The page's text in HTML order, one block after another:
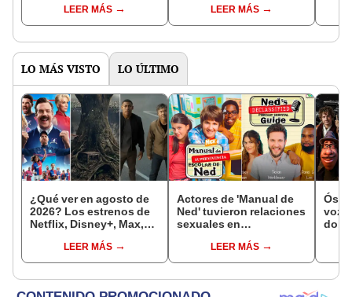
LEER MÁS LEER MÁS
LO MÁS VISTO LO ÚLTIMO
¿Qué ver en agosto de
2026? Los estrenos de
Netflix, Disney+, Max,
LEER MÁS
Actores de 'Manual de
Ned' tuvieron relaciones
sexuales en
LEER MÁS
voz: